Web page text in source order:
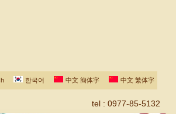
한국어 中文 簡体字 中文 繁体字
tel : 0977-85-5132